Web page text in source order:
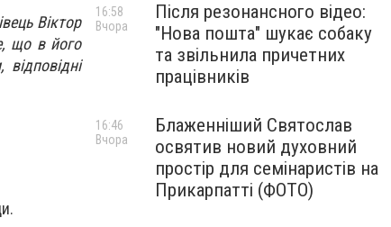
Віктор
що в його
Після резонансного відео:
"Нова пошта" шукає собаку
та звільнила причетних
працівників
16:58
Вчора
Блаженніший Святослав
освятив новий духовний
простір для семінаристів на
Прикарпатті (ФОТО)
16:46
Вчора